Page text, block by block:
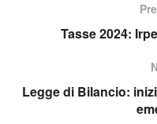
Tasse 2024:
Legge di Bilancio: